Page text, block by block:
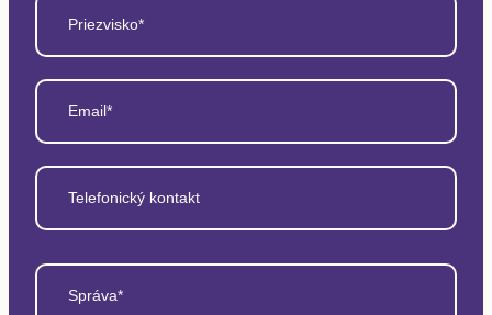
Priezvisko*
Email*
Telefonický kontakt
Správa*